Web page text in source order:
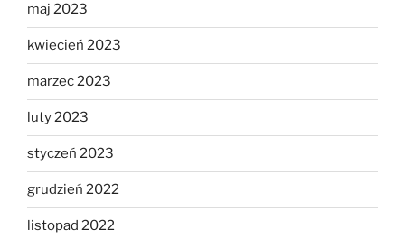
maj 2023
kwiecień 2023
marzec 2023
luty 2023
styczeń 2023
grudzień 2022
listopad 2022